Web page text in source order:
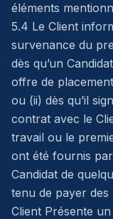
éléments
5.4 Le Client
survenance du
dès qu’un
offre de
ou (ii) dès qu’il
contrat avec le
travail ou le
ont été fournis
Candidat de
tenu de payer des
Client Présente